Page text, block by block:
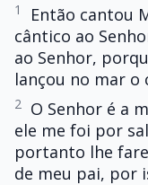
1
Então cantou
cântico ao
ao Senhor,
lançou no mar o
2
O Senhor é a
ele me foi por
portanto lhe
de meu pai, por